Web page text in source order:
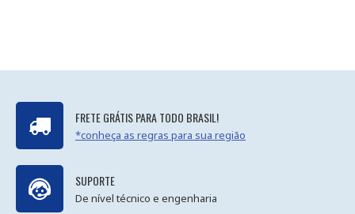
FRETE GRÁTIS PARA TODO BRASIL!
*conheça as regras para sua região
SUPORTE
De nível técnico e engenharia